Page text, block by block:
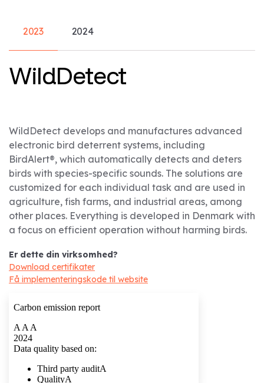
2023 2024
WildDetect
WildDetect develops and manufactures advanced
electronic bird deterrent systems, including
BirdAlert®, which automatically detects and deters
birds with species-specific sounds. The solutions are
customized for each individual task and are used in
agriculture, fish farms, and industrial areas, among
other places. Everything is developed in Denmark with
a focus on efficient operation without harming birds.
Er dette din virksomhed?
Download certifikater
Få implementeringskode til website